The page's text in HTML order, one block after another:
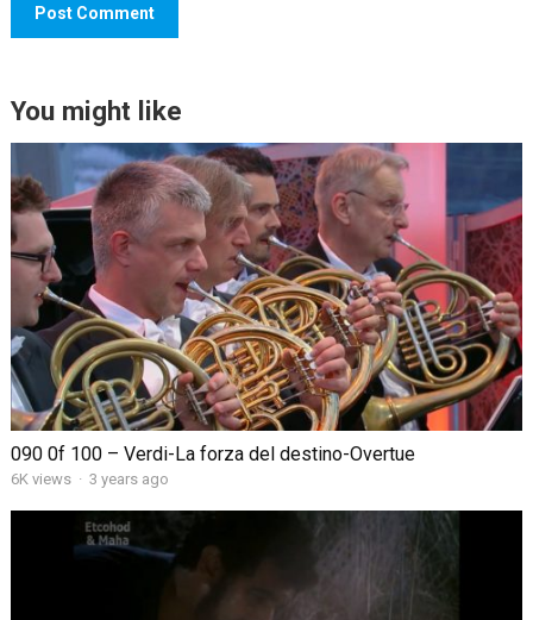
You might like
090 0f 100 – Verdi-La forza del destino-Overtue
6K views · 3 years ago